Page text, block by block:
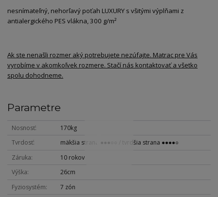
nesnímateľný, nehorľavý poťah LUXURY s všitými výplňami z
antialergického PES vlákna, 300 g/m²
Ak ste nenašli rozmer aký potrebujete nezúfajte. Matrac pre Vás
vyrobíme v akomkoľvek rozmere. Stačí nás kontaktovať a všetko
spolu dohodneme.
Parametre
Nosnosť
170kg
Tvrdosť
mäkšia strana ●●●○○ / tvrdšia strana ●●●●○
Záruka
10 rokov
Výška
26cm
Fyziosystém
7 zón